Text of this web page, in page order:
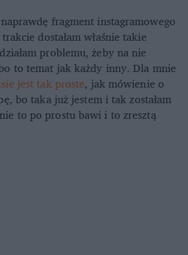
fragment instagramowego
dostałam właśnie takie
problemu, żeby na nie
to temat jak każdy inny. Dla mnie
jest tak proste, jak mówienie o
bo taka już jestem i tak zostałam
to po prostu bawi i to zresztą